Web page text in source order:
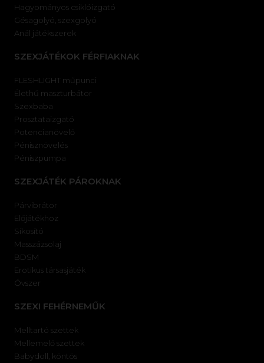
Hagyományos csiklóizgató
Gésagolyó, szexgolyó
Anál játékszerek
SZEXJÁTÉKOK FÉRFIAKNAK
FLESHLIGHT műpunci
Élethű maszturbátor
Szexbaba
Prosztataizgató
Potencianövelő
Pénisznövelés
Péniszpumpa
SZEXJÁTÉK PÁROKNAK
Párvibrátor
Előjátékhoz
Síkosító
Masszázsolaj
BDSM
Erotikus társasjáték
Óvszer
SZEXI FEHÉRNEMŰK
Melltartó szettek
Mellemelő szettek
Babydoll, köntös